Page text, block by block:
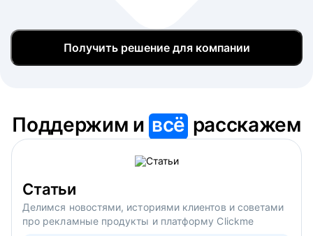
Получить решение для компании
Поддержим ивсё расскажем
Статьи
Делимся новостями, историями клиентов и советами
про рекламные продукты и платформу Clickme